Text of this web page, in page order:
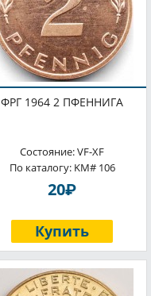
ФРГ 1964 2 ПФЕННИГА
Состояние: VF-XF
По каталогу: KM# 106
20P
Купить